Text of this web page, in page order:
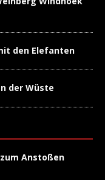
den Elefanten
der Wüste
Anstoßen